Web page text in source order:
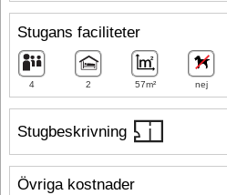
Stugbeskrivning
Stugans faciliteter
4 2 57m² nej
Övriga kostnader